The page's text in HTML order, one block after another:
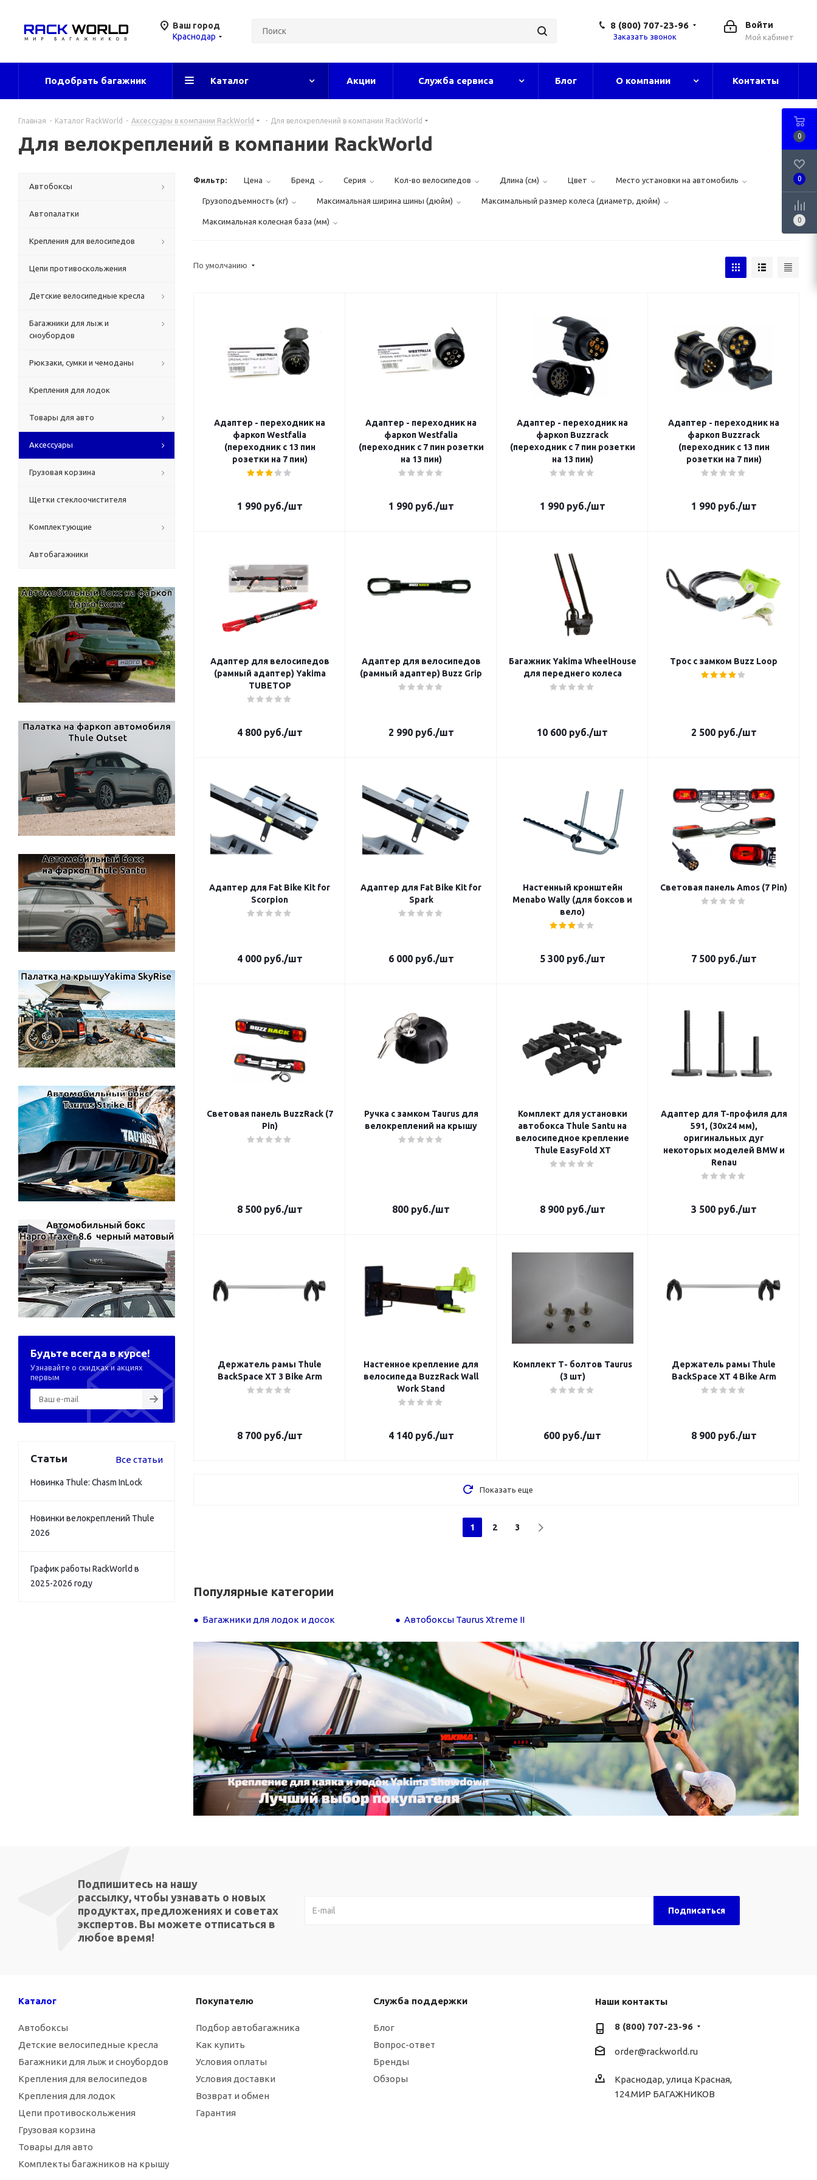
Ваш город
Краснодар
Войти
Мой кабинет
8 (800) 707-23-96
Заказать звонок
Подобрать багажник Каталог Акции Служба сервиса Блог О компании Контакты
Главная - Каталог RackWorld - Аксессуары в компании RackWorld - Для велокреплений в компании RackWorld
Для велокреплений в компании RackWorld
Фильтр: Цена Бренд Серия Кол-во велосипедов Длина (см) Цвет Место установки на автомобиль
Грузоподъемность (кг) Максимальная ширина шины (дюйм) Максимальный размер колеса (диаметр, дюйм)
Максимальная колесная база (мм)
По умолчанию
Адаптер - переходник на
фаркоп Westfalia
(переходник с 13 пин
розетки на 7 пин)
1 990руб./шт
Адаптер - переходник на
фаркоп Westfalia
(переходник с 7 пин розетки
на 13 пин)
1 990руб./шт
Адаптер - переходник на
фаркоп Buzzrack
(переходник с 7 пин розетки
на 13 пин)
1 990руб./шт
Адаптер - переходник на
фаркоп Buzzrack
(переходник с 13 пин
розетки на 7 пин)
1 990руб./шт
Адаптер для велосипедов
(рамный адаптер) Yakima
TUBETOP
4 800руб./шт
Адаптер для велосипедов
(рамный адаптер) Buzz Grip
2 990руб./шт
Багажник Yakima WheelHouse
для переднего колеса
10 600 руб./шт
Трос с замком Buzz Loop
2 500руб./шт
Адаптер для Fat Bike Kit for
Scorpion
4 000руб./шт
Адаптер для Fat Bike Kit for
Spark
6 000руб./шт
Настенный кронштейн
Menabo Wally (для боксов и
вело)
5 300руб./шт
Световая панель Amos (7 Pin)
7 500руб./шт
Световая панель BuzzRack (7
Pin)
8 500руб./шт
Ручка с замком Taurus для
велокреплений на крышу
800 руб./шт
Комплект для установки
автобокса Thule Santu на
велосипедное крепление
Thule EasyFold XT
8 900руб./шт
Адаптер для T-профиля для
591, (30х24 мм),
оригинальных дуг
некоторых моделей BMW и
Renau
3 500руб./шт
Держатель рамы Thule
BackSpace XT 3 Bike Arm
8 700руб./шт
Настенное крепление для
велосипеда BuzzRack Wall
Work Stand
4 140руб./шт
Комплект Т- болтов Taurus
(3 шт)
600 руб./шт
Держатель рамы Thule
BackSpace XT 4 Bike Arm
8 900руб./шт
Показать еще
1 2 3
Популярные категории
Багажники для лодок и досок Автобоксы Taurus Xtreme II
Автобоксы
Автопалатки
Крепления для велосипедов
Цепи противоскольжения
Детские велосипедные кресла
Багажники для лыж и
сноубордов
Рюкзаки, сумки и чемоданы
Крепления для лодок
Товары для авто
Аксессуары
Грузовая корзина
Щетки стеклоочистителя
Комплектующие
Автобагажники
Будьте всегда в курсе!
Узнавайте о скидках и акциях
первым
Статьи Все статьи
Новинка Thule: Chasm InLock
Новинки велокреплений Thule
2026
График работы RackWorld в
2025-2026 году
Подпишитесь на нашу
рассылку, чтобы узнавать о новых
продуктах, предложениях и советах
экспертов. Вы можете отписаться в
любое время!
Каталог
Автобоксы
Детские велосипедные кресла
Багажники для лыж и сноубордов
Крепления для велосипедов
Крепления для лодок
Цепи противоскольжения
Грузовая корзина
Товары для авто
Комплекты багажников на крышу
Покупателю
Подбор автобагажника
Как купить
Условия оплаты
Условия доставки
Возврат и обмен
Гарантия
Служба поддержки
Блог
Вопрос-ответ
Бренды
Обзоры
Наши контакты
8 (800) 707-23-96
order@rackworld.ru
Краснодар, улица Красная,
124.МИР БАГАЖНИКОВ
0
0
0